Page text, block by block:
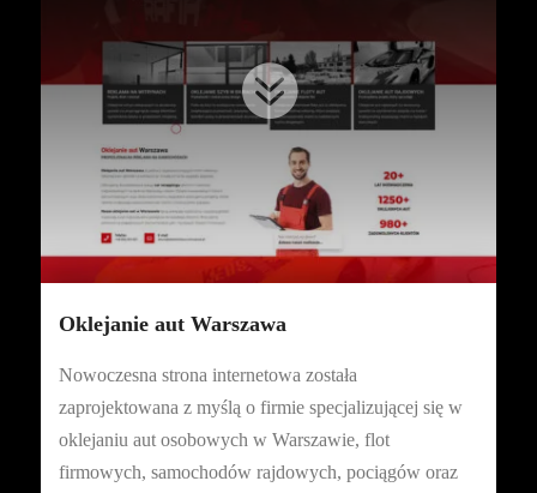

Oklejanie aut Warszawa
Nowoczesna strona internetowa została
zaprojektowana z myślą o firmie specjalizującej się w
oklejaniu aut osobowych w Warszawie, flot
firmowych, samochodów rajdowych, pociągów oraz